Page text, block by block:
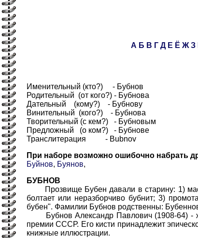
А Б В Г Д Е Ё Ж З
Именительный (кто?) - Бубнов
Родительный (от кого?) - Бубнова
Дательный (кому?) - Бубнову
Винительный (кого?) - Бубнова
Творительный (с кем?) - Бубновым
Предложный (о ком?) - Бубнове
Транслитерация - Bubnov
При наборе возможно ошибочно набрать
Буйнов, Буянов,
БУБНОВ
Прозвище Бубен давали в старину: 1)
болтает или неразборчиво бубнит; 3)
бубен". Фамилии Бубнов родственны:
Бубнов Александр Павлович (1908-64) -
премии СССР. Его кисти принадлежит
книжные иллюстрации.